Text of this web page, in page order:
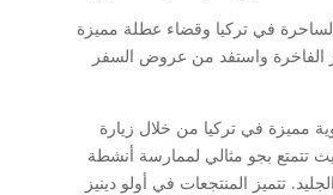
الساحرة في تركيا وقضاء عطلة مميزة
الفاخرة واستفد من عروض السفر
مميزة في تركيا من خلال زيارة
تتمتع بجو مثالي لممارسة أنشطة
تتميز المنتجعات في أولو دينيز